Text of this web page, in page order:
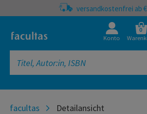
versandkostenfrei ab
Konto
0
facultas Detailansicht